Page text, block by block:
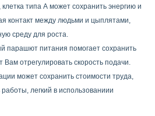
типа А может сохранить энергию и
контакт между людьми и цыплятами,
среду для роста.
парашют питания помогает сохранить
отрегулировать скорость подачи.
может сохранить стоимости труда,
легкий в использованиии